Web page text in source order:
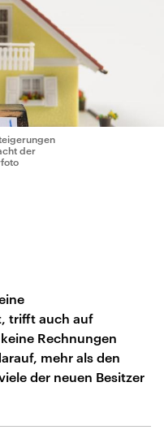
der
trifft auch auf
Rechnungen
mehr als den
der neuen Besitzer